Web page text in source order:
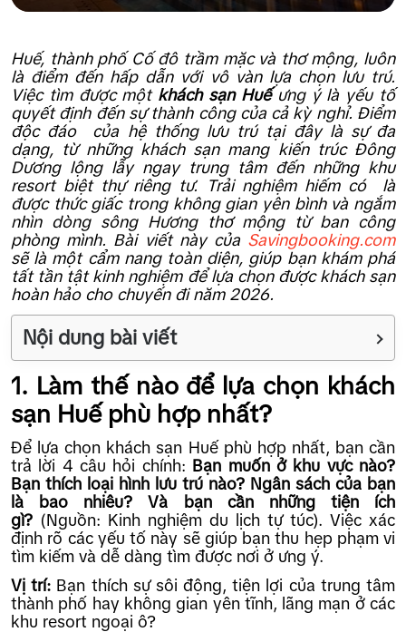
Huế, thành phố Cố đô trầm mặc và thơ mộng, luôn
là điểm đến hấp dẫn với vô vàn lựa chọn lưu trú.
Việc tìm được một khách sạn Huếưng ý là yếu tố
quyết định đến sự thành công của cả kỳ nghỉ. Điểm
độc đáo của hệ thống lưu trú tại đây là sự đa
dạng, từ những khách sạn mang kiến trúc Đông
Dương lộng lẫy ngay trung tâm đến những khu
resort biệt thự riêng tư. Trải nghiệm hiếm có là
được thức giấc trong không gian yên bình và ngắm
nhìn dòng sông Hương thơ mộng từ ban công
phòng mình. Bài viết này của Savingbooking.com
sẽ là một cẩm nang toàn diện, giúp bạn khám phá
tất tần tật kinh nghiệm để lựa chọn được khách sạn
hoàn hảo cho chuyến đi năm 2026.
Nội dung bài viết
1. Làm thế nào để lựa chọn khách
sạn Huế phù hợp nhất?
Để lựa chọn khách sạn Huế phù hợp nhất, bạn cần
trả lời 4 câu hỏi chính: Bạn muốn ở khu vực nào?
Bạn thích loại hình lưu trú nào? Ngân sách của bạn
là bao nhiêu? Và bạn cần những tiện ích
gì? (Nguồn: Kinh nghiệm du lịch tự túc). Việc xác
định rõ các yếu tố này sẽ giúp bạn thu hẹp phạm vi
tìm kiếm và dễ dàng tìm được nơi ở ưng ý.
Vị trí: Bạn thích sự sôi động, tiện lợi của trung tâm
thành phố hay không gian yên tĩnh, lãng mạn ở các
khu resort ngoại ô?